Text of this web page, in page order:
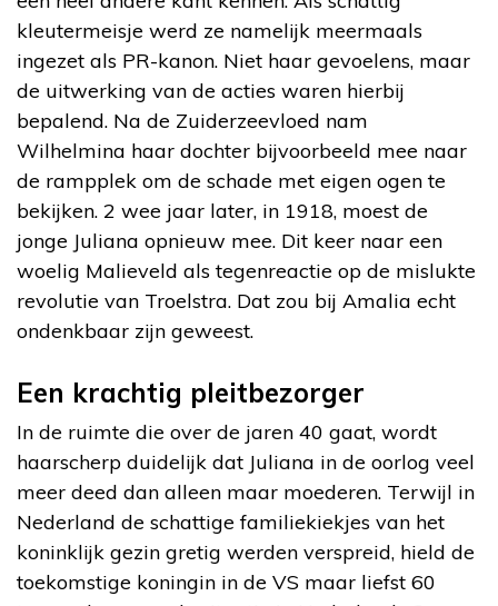
kleutermeisje werd ze namelijk meermaals
ingezet als PR-kanon. Niet haar gevoelens, maar
de uitwerking van de acties waren hierbij
bepalend. Na de Zuiderzeevloed nam
Wilhelmina haar dochter bijvoorbeeld mee naar
de rampplek om de schade met eigen ogen te
bekijken. 2 wee jaar later, in 1918, moest de
jonge Juliana opnieuw mee. Dit keer naar een
woelig Malieveld als tegenreactie op de mislukte
revolutie van Troelstra. Dat zou bij Amalia echt
ondenkbaar zijn geweest.
Een krachtig pleitbezorger
In de ruimte die over de jaren 40 gaat, wordt
haarscherp duidelijk dat Juliana in de oorlog veel
meer deed dan alleen maar moederen. Terwijl in
Nederland de schattige familiekiekjes van het
koninklijk gezin gretig werden verspreid, hield de
toekomstige koningin in de VS maar liefst 60